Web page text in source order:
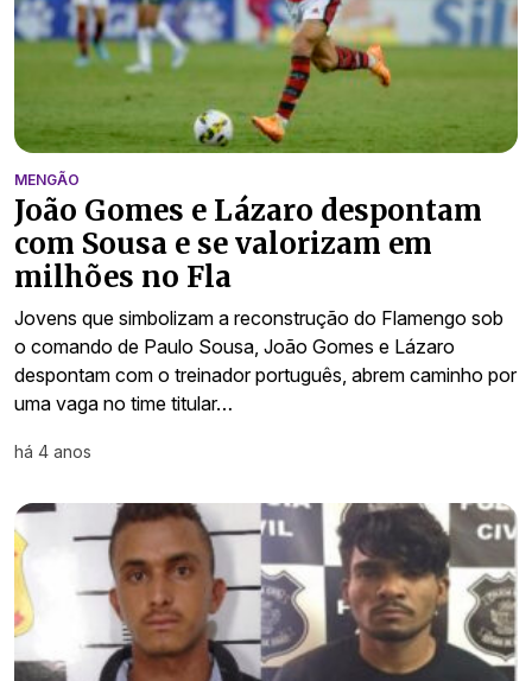
MENGÃO
João Gomes e Lázaro despontam
com Sousa e se valorizam em
milhões no Fla
Jovens que simbolizam a reconstrução do Flamengo sob
o comando de Paulo Sousa, João Gomes e Lázaro
despontam com o treinador português, abrem caminho por
uma vaga no time titular…
há 4 anos